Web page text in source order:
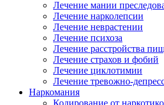
Лечение мании
Лечение нарколепсии
Лечение неврастении
Лечение психоза
Лечение расстройства
Лечение страхов и фобий
Лечение циклотимии
Лечение тревожно-
Наркомания
Кодирование от